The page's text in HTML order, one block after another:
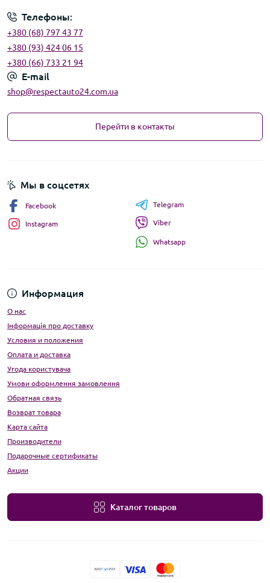
Телефоны:
+380 (68) 797 43 77
+380 (93) 424 06 15
+380 (66) 733 21 94
E-mail
shop@respectauto24.com.ua
Перейти в контакты
Информация
О нас
Інформація про доставку
Условия и положения
Оплата и доставка
Угода користувача
Умови оформлення замовлення
Обратная связь
Возврат товара
Карта сайта
Производители
Подарочные сертификаты
Акции
Каталог товаров
Мы в соцсетях
Facebook
Instagram
Telegram
Viber
Whatsapp